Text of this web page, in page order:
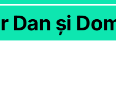
Dan și